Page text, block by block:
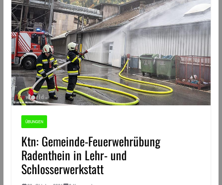
ÜBUNGEN
Ktn: Gemeinde-Feuerwehrübung
Radenthein in Lehr- und
Schlosserwerkstatt